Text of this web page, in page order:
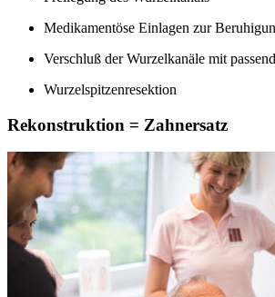
Medikamentöse Einlagen zur
Verschluß der Wurzelkanäle mit
Wurzelspitzenresektion
Rekonstruktion = Zahnersatz